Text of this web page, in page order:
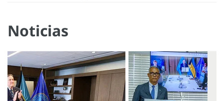
Noticias